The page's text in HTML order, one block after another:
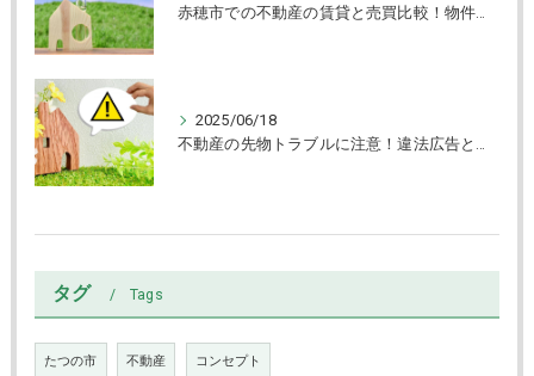
赤穂市での不動産の賃貸と売買比較！物件タイプ別選び方ガイド
2025/06/18
不動産の先物トラブルに注意！違法広告と賃貸物件の見抜き方
タグ Tags
たつの市 不動産 コンセプト